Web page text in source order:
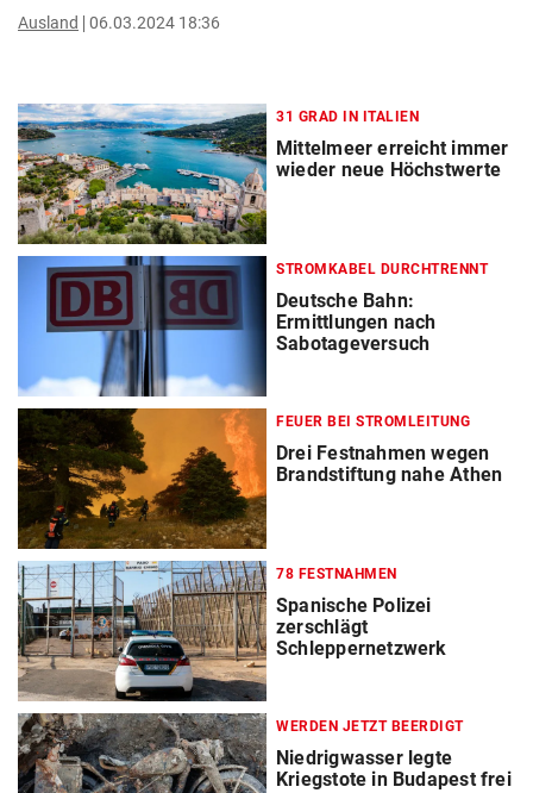
Ausland 06.03.2024 18:36
31 GRAD IN ITALIEN
Mittelmeer erreicht immer
wieder neue Höchstwerte
STROMKABEL DURCHTRENNT
Deutsche Bahn:
Ermittlungen nach
Sabotageversuch
FEUER BEI STROMLEITUNG
Drei Festnahmen wegen
Brandstiftung nahe Athen
78 FESTNAHMEN
Spanische Polizei
zerschlägt
Schleppernetzwerk
WERDEN JETZT BEERDIGT
Niedrigwasser legte
Kriegstote in Budapest frei